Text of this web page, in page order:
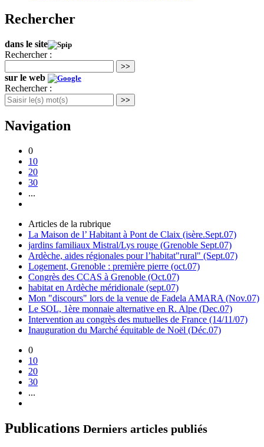
Rechercher
dans le site
Rechercher :
>>
sur le web
Rechercher :
>>
Navigation
0
10
20
30
...
Articles de la rubrique
La Maison de l’ Habitant à Pont de Claix (isère.Sept.07)
jardins familiaux Mistral/Lys rouge (Grenoble Sept.07)
Ardèche, aides régionales pour l’habitat"rural" (Sept.07)
Logement, Grenoble : première pierre (oct.07)
Congrès des CCAS à Grenoble (Oct.07)
habitat en Ardèche méridionale (sept.07)
Mon "discours" lors de la venue de Fadela AMARA (Nov.07)
Le SOL, 1ère monnaie alternative en R. Alpe (Dec.07)
Intervention au congrès des mutuelles de France (14/11/07)
Inauguration du Marché équitable de Noël (Déc.07)
0
10
20
30
...
Publications Derniers articles publiés